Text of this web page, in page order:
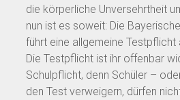
die körperliche Unversehrtheit
nun ist es soweit: Die
führt eine allgemeine Testpflicht
Die Testpflicht ist ihr offenbar
Schulpflicht, denn Schüler –
den Test verweigern, dürfen